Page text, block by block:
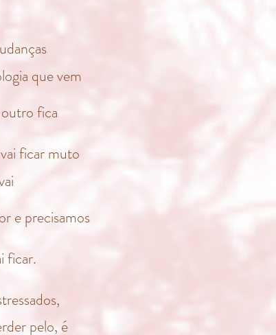
que vem
fica
ficar muto
e precisamos
ficar.
pelo, é